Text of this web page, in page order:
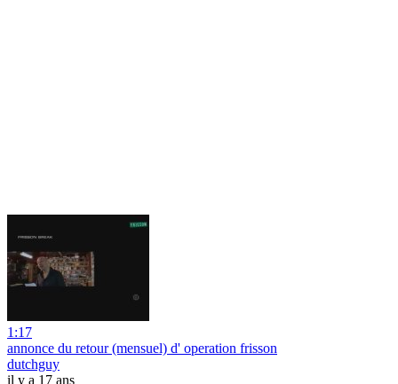
1:17
annonce du retour (mensuel) d' operation frisson
dutchguy
il y a 17 ans